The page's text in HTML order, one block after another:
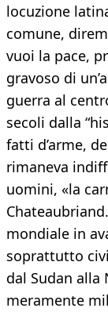
locuzione
comune,
vuoi la pace,
gravoso di
guerra al
secoli dalla
fatti d’arme,
rimaneva
uomini, «la
mondiale in
soprattutto
dal Sudan alla
meramente